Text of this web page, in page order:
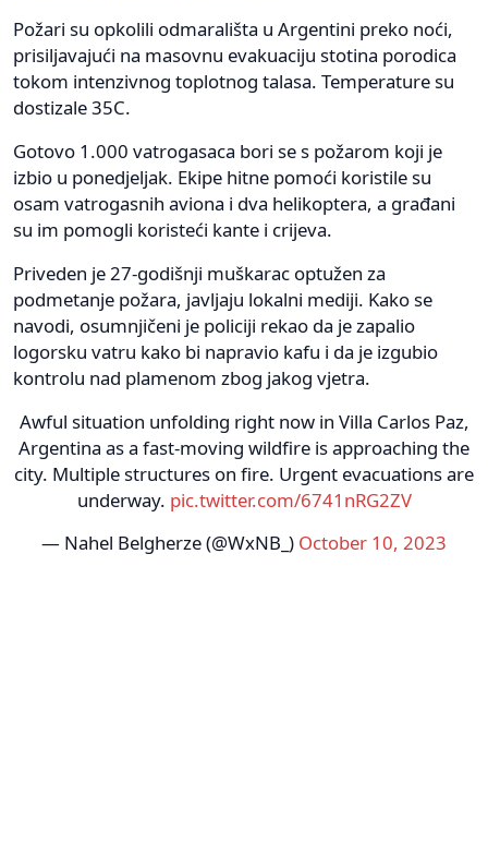
Požari su opkolili odmarališta u Argentini preko noći,
prisiljavajući na masovnu evakuaciju stotina porodica
tokom intenzivnog toplotnog talasa. Temperature su
dostizale 35C.
Gotovo 1.000 vatrogasaca bori se s požarom koji je
izbio u ponedjeljak. Ekipe hitne pomoći koristile su
osam vatrogasnih aviona i dva helikoptera, a građani
su im pomogli koristeći kante i crijeva.
Priveden je 27-godišnji muškarac optužen za
podmetanje požara, javljaju lokalni mediji. Kako se
navodi, osumnjičeni je policiji rekao da je zapalio
logorsku vatru kako bi napravio kafu i da je izgubio
kontrolu nad plamenom zbog jakog vjetra.
Awful situation unfolding right now in Villa Carlos Paz,
Argentina as a fast-moving wildfire is approaching the
city. Multiple structures on fire. Urgent evacuations are
underway. pic.twitter.com/6741nRG2ZV
— Nahel Belgherze (@WxNB_) October 10, 2023